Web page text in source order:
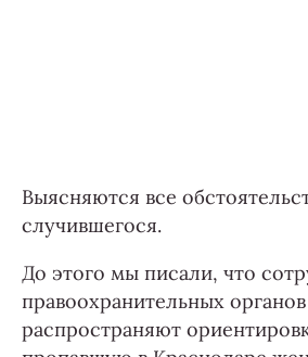
Выясняются все
случившегося.
До этого мы писали, что
правоохранительных органов
распространяют